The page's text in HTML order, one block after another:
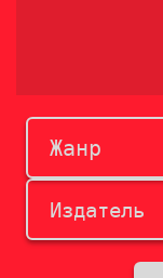
Жанр
Издатель